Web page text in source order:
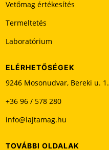
e
n
e
l
h
g
n
Vetőmag értékesítés
Termeltetés
Laboratórium
ELÉRHETŐSÉGEK
9246 Mosonudvar, Bereki u. 1.
+36 96 / 578 280
info@lajtamag.hu
TOVÁBBI OLDALAK